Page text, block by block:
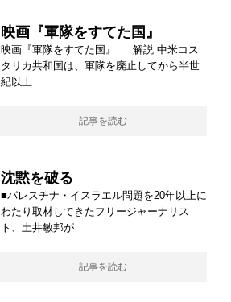
映画『軍隊をすてた国』
映画『軍隊をすてた国』 解説 中米コス
タリカ共和国は、軍隊を廃止してから半世
紀以上
記事を読む
沈黙を破る
■パレスチナ・イスラエル問題を20年以上に
わたり取材してきたフリージャーナリス
ト、土井敏邦が
記事を読む